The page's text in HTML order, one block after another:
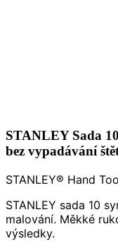
STANLEY Sada
bez vypadávání
STANLEY® Hand
STANLEY sada 10
malování. Měkké
výsledky.